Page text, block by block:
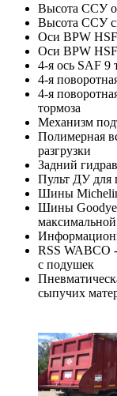
Высота ССУ
Высота ССУ
Оси BPW
Оси BPW HSF
4-я ось SAF 9
4-я
4-я
тормоза
Механизм
Полимерная
разгрузки
Задний
Пульт ДУ для
Шины
Шины
RSS WABCO
с подушек
сыпучих